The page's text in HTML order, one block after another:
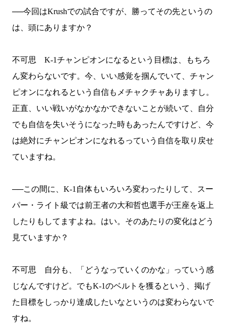
──今回はKrushでの試合ですが、勝ってその先というの
は、頭にありますか？
不可思 K-1チャンピオンになるという目標は、もちろ
ん変わらないです。今、いい感覚を掴んでいて、チャン
ピオンになれるという自信もメチャクチャありますし。
正直、いい戦いがなかなかできないことが続いて、自分
でも自信を失いそうになった時もあったんですけど、今
は絶対にチャンピオンになれるっていう自信を取り戻せ
ていますね。
──この間に、 K-1 自体もいろいろ変わったりして、スー
パー・ライト級では前王者の大和哲也選手が王座を返上
したりもしてますよね。はい。そのあたりの変化はどう
見ていますか？
不可思 自分も、「どうなっていくのかな」っていう感
じなんですけど。でもK-1のベルトを獲るという、掲げ
た目標をしっかり達成したいなというのは変わらないで
すね。